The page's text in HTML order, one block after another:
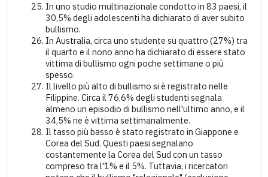
In uno studio multinazionale condotto in 83 paesi, il
30,5% degli adolescenti ha dichiarato di aver subito
bullismo.
In Australia, circa uno studente su quattro (27%) tra
il quarto e il nono anno ha dichiarato di essere stato
vittima di bullismo ogni poche settimane o più
spesso.
Il livello più alto di bullismo si è registrato nelle
Filippine. Circa il 76,6% degli studenti segnala
almeno un episodio di bullismo nell'ultimo anno, e il
34,5% ne è vittima settimanalmente.
Il tasso più basso è stato registrato in Giappone e
Corea del Sud. Questi paesi segnalano
costantemente la Corea del Sud con un tasso
compreso tra l'1% e il 5%. Tuttavia, i ricercatori